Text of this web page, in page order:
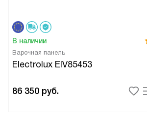
В наличии
Варочная панель
Electrolux EIV85453
86 350 руб.